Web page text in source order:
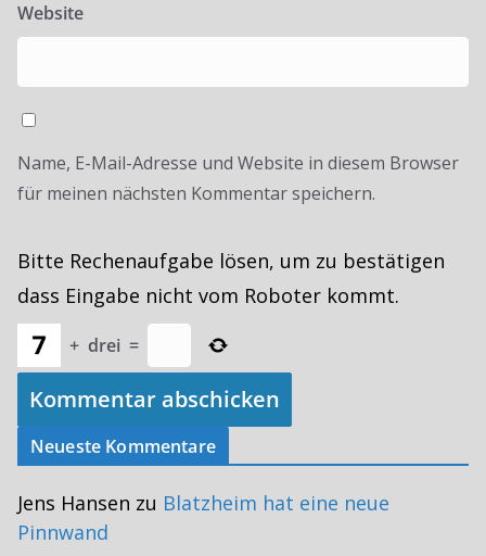
Website
Name, E-Mail-Adresse und Website in diesem Browser
für meinen nächsten Kommentar speichern.
Bitte Rechenaufgabe lösen, um zu bestätigen
dass Eingabe nicht vom Roboter kommt.
+ drei =
Neueste Kommentare
Jens Hansen zu Blatzheim hat eine neue
Pinnwand